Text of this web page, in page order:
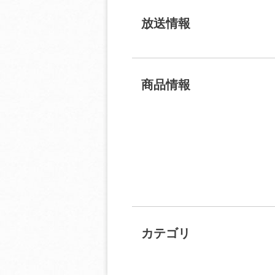
放送情報
商品情報
カテゴリ